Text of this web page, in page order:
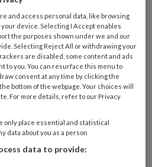
and access personal data, like browsing
device. Selecting I Accept enables
the purposes shown under we and our
Selecting Reject All or withdrawing your
are disabled, some content and ads
to you. You can resurface this menu to
consent at any time by clicking the
bottom of the webpage. Your choices will
For more details, refer to our Privacy
only place essential and statistical
data about you as a person
data to provide: